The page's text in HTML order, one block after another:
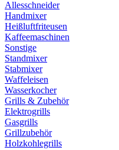
Allesschneider
Handmixer
Heißluftfriteusen
Kaffeemaschinen
Sonstige
Standmixer
Stabmixer
Waffeleisen
Wasserkocher
Grills & Zubehör
Elektrogrills
Gasgrills
Grillzubehör
Holzkohlegrills